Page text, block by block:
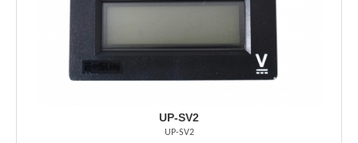
UP-SV2
UP-SV2